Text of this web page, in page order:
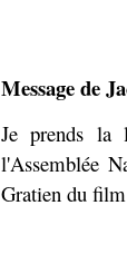
Message de
Je prends la
l'Assemblée
Gratien du